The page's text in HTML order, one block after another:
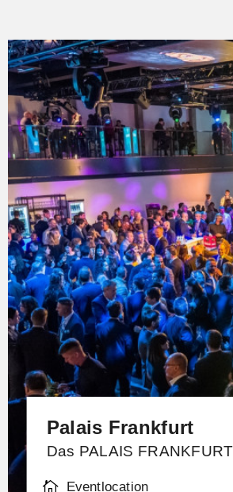
Palais Frankfurt
Das PALAIS
Eventlocation